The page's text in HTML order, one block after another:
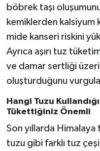
böbrek taşı
kemiklerden kalsiyum
mide kanseri riskini
Ayrıca aşırı tuz
ve damar sertliği
oluşturduğunu
Hangi Tuzu
Tükettiğiniz Önemli
Son yıllarda
tuzu gibi farklı tuz